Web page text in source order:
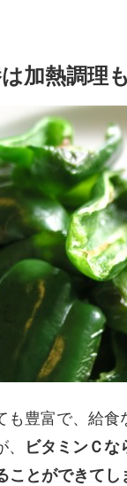
加熱調理
も豊富で、給
ビタミンＣ
ことができてし